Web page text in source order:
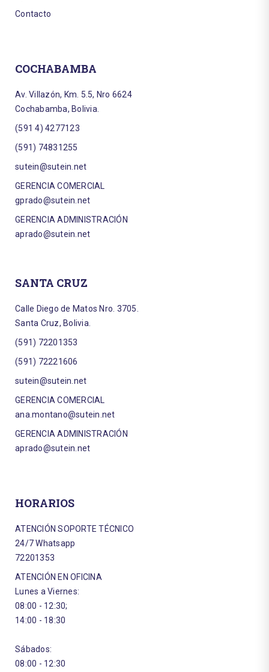
Contacto
COCHABAMBA
Av. Villazón, Km. 5.5, Nro 6624
Cochabamba, Bolivia.
(591 4) 4277123
(591) 74831255
sutein@sutein.net
GERENCIA COMERCIAL
gprado@sutein.net
GERENCIA ADMINISTRACIÓN
aprado@sutein.net
SANTA CRUZ
Calle Diego de Matos Nro. 3705.
Santa Cruz, Bolivia.
(591) 72201353
(591) 72221606
sutein@sutein.net
GERENCIA COMERCIAL
ana.montano@sutein.net
GERENCIA ADMINISTRACIÓN
aprado@sutein.net
HORARIOS
ATENCIÓN SOPORTE TÉCNICO
24/7 Whatsapp
72201353
ATENCIÓN EN OFICINA
Lunes a Viernes:
08:00 - 12:30;
14:00 - 18:30
Sábados:
08:00 - 12:30